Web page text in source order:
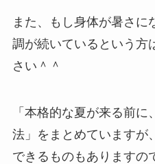
また、もし身体が暑さに
調が続いているという方
さい＾＾
「本格的な夏が来る前
法」をまとめていますが
できるものもありますの